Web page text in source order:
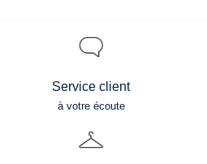
Service client
à votre écoute